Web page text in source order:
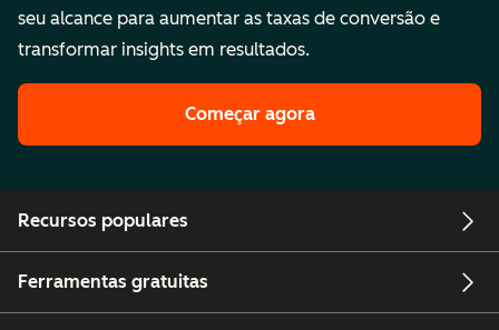
seu alcance para aumentar as taxas de conversão e
transformar insights em resultados.
Começar agora
Recursos populares
Ferramentas gratuitas